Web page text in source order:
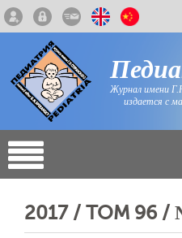
Журнал имени
издается с
2017 / ТОМ 96 /